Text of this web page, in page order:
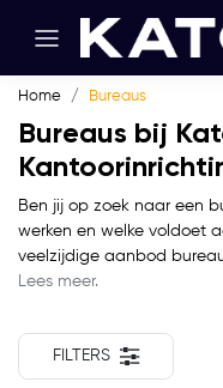
Home Bureaus
Bureaus bij
Ben jij op zoek naar een
werken en welke voldoet
veelzijdige aanbod
Lees meer.
FILTERS